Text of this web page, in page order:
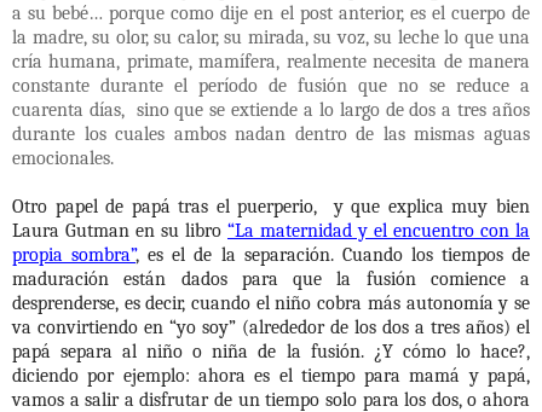
a su bebé… porque como dije en el post anterior, es el cuerpo de
la madre, su olor, su calor, su mirada, su voz, su leche lo que una
cría humana, primate, mamífera, realmente necesita de manera
constante durante el período de fusión que no se reduce a
cuarenta días, sino que se extiende a lo largo de dos a tres años
durante los cuales ambos nadan dentro de las mismas aguas
emocionales.
Otro papel de papá tras el puerperio,
y que explica muy bien
Laura Gutman en su libro “La maternidad y el encuentro con la
propia sombra”, es el de la separación. Cuando los tiempos de
maduración están dados para que la fusión comience a
desprenderse, es decir, cuando el niño cobra más autonomía y se
va convirtiendo en “yo soy” (alrededor de los dos a tres años) el
papá separa al niño o niña de la fusión. ¿Y cómo lo hace?,
diciendo por ejemplo: ahora es el tiempo para mamá y papá,
vamos a salir a disfrutar de un tiempo solo para los dos, o ahora